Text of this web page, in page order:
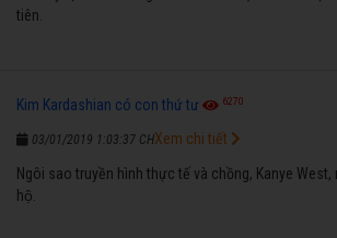
tiên.
Kim Kardashian có con thứ tư 6270
03/01/2019 1:03:37 CH
Ngôi sao truyền hình thực tế và chồng, Kanye
hộ.
Xem chi tiết